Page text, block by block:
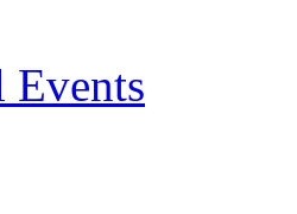
Events